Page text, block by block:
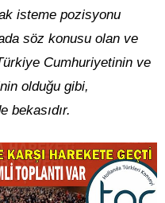
isteme pozisyonu
söz konusu olan ve
Cumhuriyetinin ve
olduğu gibi,
bekasıdır.